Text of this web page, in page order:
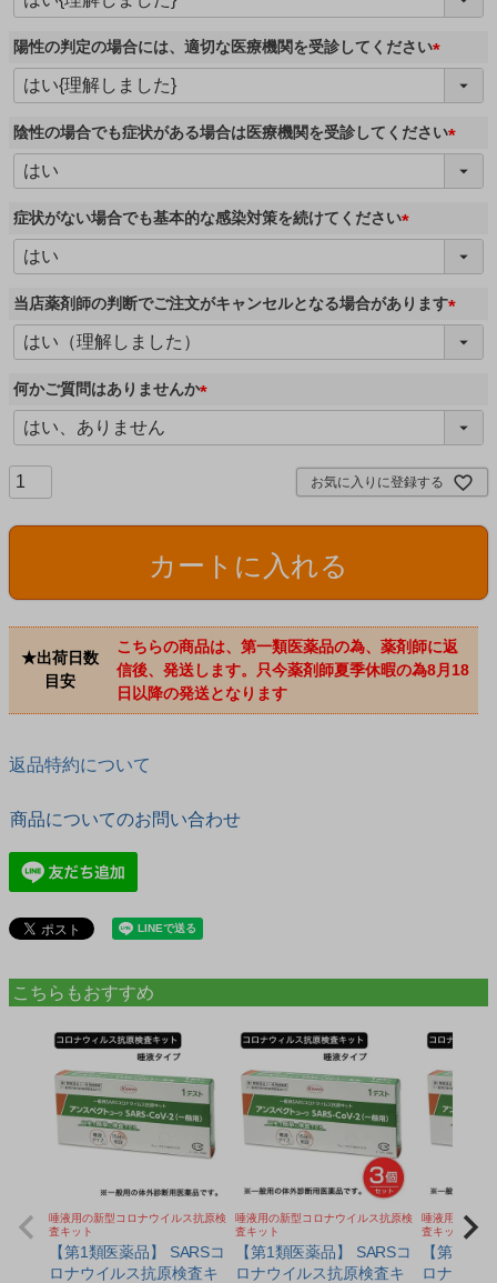
必
須
)
陽性の判定の場合には、適切な医療機関を受診してください
必
須
陰性の場合でも症状がある場合は医療機関を受診してください
必
症状がない場合でも基本的な感染対策を続けてください
必
須
当店薬剤師の判断でご注文がキャンセルとなる場合があります
必
何かご質問はありませんか
必
お気に入りに登録する
カートに入れる
★出荷日数
目安
こちらの商品は、第一類医薬品の為、薬剤師に返
信後、発送します。只今薬剤師夏季休暇の為8月18
日以降の発送となります
返品特約について
商品についてのお問い合わせ
こちらもおすすめ
唾液用の新型コロナウイルス抗原検
査キット
【第1類医薬品】 SARSコ
ロナウイルス抗原検査キ
唾液用の新型コロナウイルス抗原検
査キット
【第1類医薬品】 SARSコ
ロナウイルス抗原検査キ
唾液用の新型
査キット
【第1類
ロナウイ